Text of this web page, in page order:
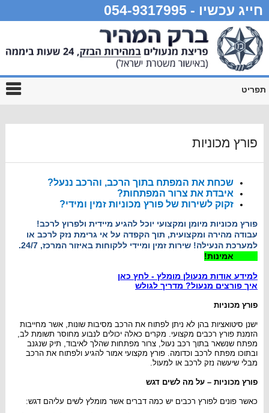
חייג עכשיו - 054-9317995
תפריט
פורץ מכוניות
שכחת את המפתח בתוך הרכב, והרכב ננעל?
איבדת את צרור המפתחות?
זקוק לשירות של פורץ מכוניות זמין ומידי?
פורץ מכוניות מיומן ומקצועי יוכל להגיע מיידית ולפרוץ לרכב!
עבודה מהירה ומקצועית, תוך הקפדה על אי גרימת נזק לרכב או
למערכת הנעילה! שירות זמין ומיידי ללקוחות באיזור המרכז, 24/7.
למידע אודות מנעולן מומלץ - לחץ כאן
איך פורצים מנעול? מדריך לגולש
פורץ מכוניות
ישנן סיטואציות בהן לא ניתן לפתוח את הרכב מסיבות שונות, אשר מחייבות
הזמנת פורץ רכבים מקצועי. מקרים כאלה יכולים לנבוע מחוסר תשומת לב,
מפתח שנשאר בתוך רכב נעול, צרור מפתחות שהלך לאיבוד, תיק שנגנב
ובתוכו מפתח לרכב וכדומה. פורץ מקצועי אמור להגיע ולפתוח את הרכב
מבלי שיעשה נזק לרכב או למעול.
פורץ מכוניות – על מה לשים דגש
כאשר פונים לפורץ רכבים יש כמה דברים אשר מומלץ לשים עליהם דגש: